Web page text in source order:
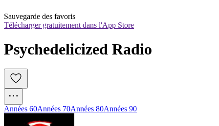
Sauvegarde des favoris
Télécharger gratuitement dans l'App Store
Psychedelicized Radio
Années 60Années 70Années 80Années 90